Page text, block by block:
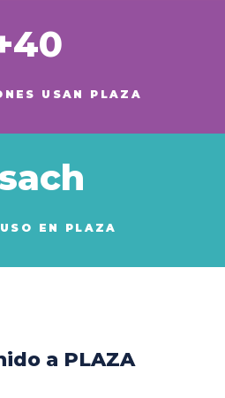
USAN PLAZA
EN PLAZA
a PLAZA